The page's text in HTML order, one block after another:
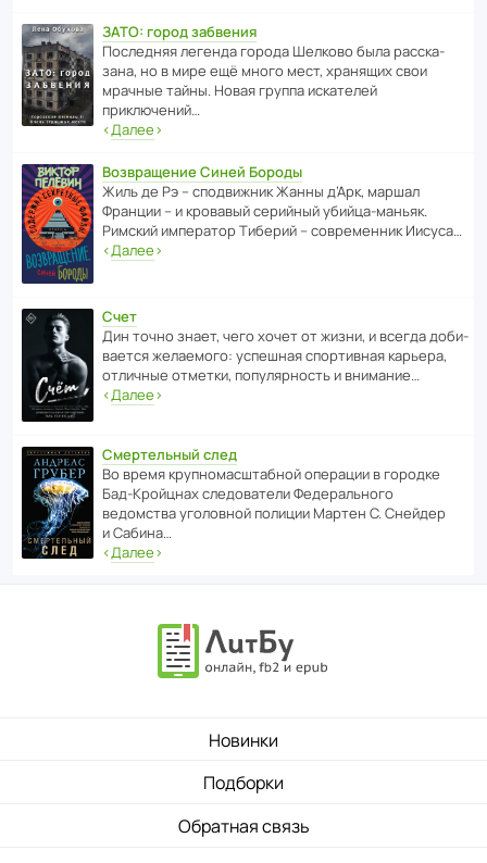
ЗАТО: город забвения
После­дняя легенда города Шелково была расска­
зана, но в мире ещё много мест, хранящих свои
мрачные тайны. Новая группа иска­телей
приключений…
‹Далее›
Возвращение Синей Бороды
Жиль де Рэ – спод­ви­жник Жанны д’Арк, маршал
Франции – и кровавый серийный убийца-маньяк.
Римский импе­ратор Тиберий – совре­менник Иисуса…
‹Далее›
Счет
Дин точно знает, чего хочет от жизни, и всегда доби­
ва­ется жела­е­мого: успе­шная спор­ти­вная карьера,
отли­чные отметки, попу­ля­р­ность и внимание…
‹Далее›
Смертельный след
Во время круп­но­мас­ш­та­бной операции в городке
Бад‑Крой­цнах следо­ва­тели Феде­раль­ного
ведомства уголо­вной полиции Мартен С. Снейдер
и Сабина…
‹Далее›
Новинки
Подборки
Обратная связь